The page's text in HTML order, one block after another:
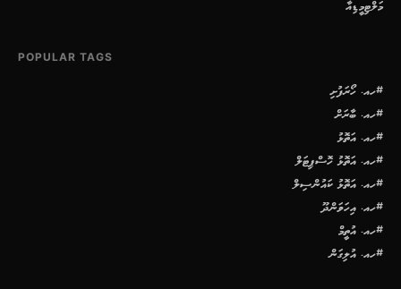
މަލްޓިމީޑިއާ
POPULAR TAGS
#ހއ. ހޯރަފުށި
#ހއ. ބާރަށް
#ހއ. އަތޮޅު
#ހއ. އަތޮޅު ހޮސްޕިޓަލް
#ހއ. އަތޮޅު ކައުންސިލް
#ހއ. އިހަވަންދޫ
#ހއ. އުތީމް
#ހއ. އުލިގަން